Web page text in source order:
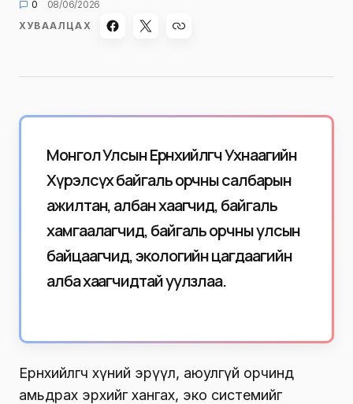
0
08/06/2026
ХУВААЛЦАХ
Монгол Улсын Ерөнхийлөгч Ухнаагийн
Хүрэлсүх байгаль орчны салбарын
ажилтан, албан хаагчид, байгаль
хамгаалагчид, байгаль орчны улсын
байцаагчид, экологийн цагдаагийн
алба хаагчидтай уулзлаа.
Ерөнхийлөгч хүний эрүүл, аюулгүй орчинд
амьдрах эрхийг хангах, эко системийг